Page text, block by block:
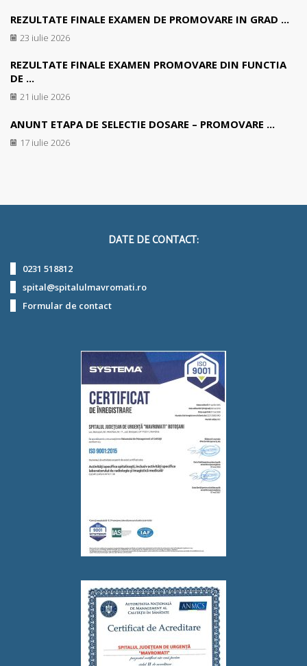
REZULTATE FINALE EXAMEN DE PROMOVARE IN GRAD ...
23 iulie 2026
REZULTATE FINALE EXAMEN PROMOVARE DIN FUNCTIA
DE ...
21 iulie 2026
ANUNT ETAPA DE SELECTIE DOSARE – PROMOVARE ...
17 iulie 2026
DATE DE CONTACT:
0231 518812
spital@spitalulmavromati.ro
Formular de contact